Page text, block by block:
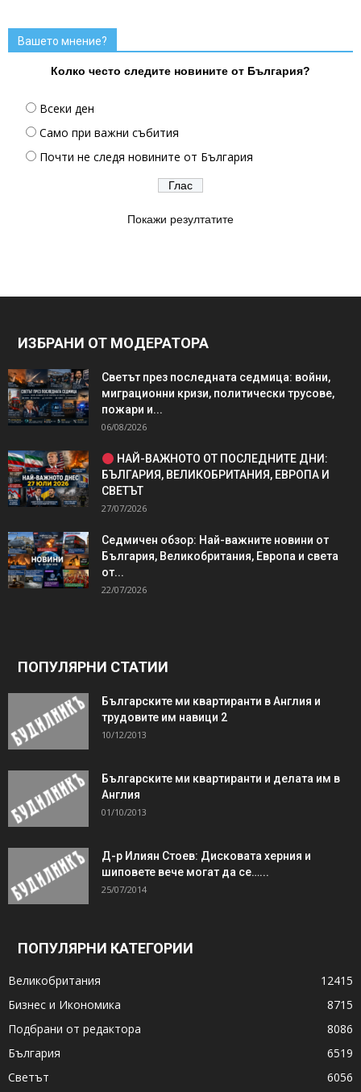
Вашето мнение?
Колко често следите новините от България?
Всеки ден
Само при важни събития
Почти не следя новините от България
Покажи резултатите
ИЗБРАНИ ОТ МОДЕРАТОРА
Светът през последната седмица: войни,
миграционни кризи, политически трусове,
пожари и...
06/08/2026
НАЙ-ВАЖНОТО ОТ ПОСЛЕДНИТЕ ДНИ:
БЪЛГАРИЯ, ВЕЛИКОБРИТАНИЯ, ЕВРОПА И
СВЕТЪТ
27/07/2026
Седмичен обзор: Най-важните новини от
България, Великобритания, Европа и света
от...
22/07/2026
ПОПУЛЯРНИ СТАТИИ
Българските ми квартиранти в Англия и
трудовите им навици 2
10/12/2013
Българските ми квартиранти и делата им в
Англия
01/10/2013
Д-р Илиян Стоев: Дисковата херния и
шиповете вече могат да се…...
25/07/2014
ПОПУЛЯРНИ КАТЕГОРИИ
Великобритания
12415
Бизнес и Икономика
8715
Подбрани от редактора
8086
България
6519
Светът
6056